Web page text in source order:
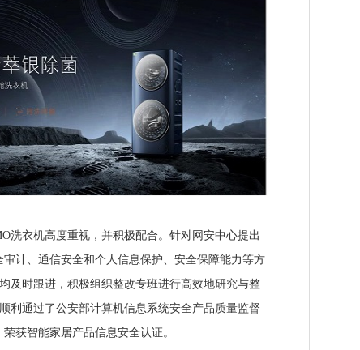
衣机高度重视，并积极配合。针对网安中心提出
计、通信安全和个人信息保护、安全保障能力等方
及时跟进，积极组织整改专班进行高效地研究与整
利通过了公安部计算机信息系统安全产品质量监督
获智能家居产品信息安全认证。